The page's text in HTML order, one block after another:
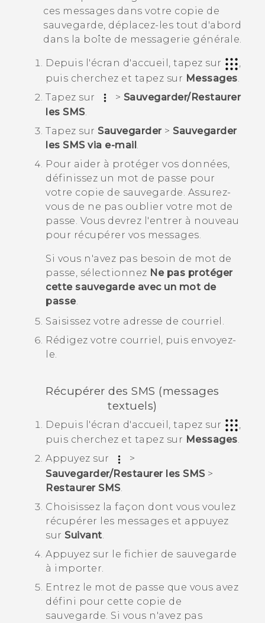
ces messages dans votre copie de
sauvegarde, déplacez-les tout d'abord
dans la boîte de messagerie générale.
Depuis l'écran d'accueil , tapez sur
,
puis cherchez et tapez sur Messages
Tapez sur
> Sauvegarder/Restaurer
les SMS.
Tapez sur Sauvegarder> Sauvegarder
les SMS via e-mail
Pour aider à protéger vos données,
définissez un mot de passe pour
votre copie de sauvegarde. Assurez-
vous de ne pas oublier votre mot de
passe. Vous devrez l'entrer à nouveau
pour récupérer vos messages.
Si vous n'avez pas besoin de mot de
passe, sélectionnez Ne pas protéger
cette sauvegarde avec un mot de
passe.
Saisissez votre adresse de courriel.
Rédigez votre courriel, puis envoyez-
le.
Récupérer des SMS (messages
textuels)
Depuis l'écran d'accueil , tapez sur
,
puis cherchez et tapez sur Messages.
Appuyez sur
>
Sauvegarder/Restaurer les SMS>
Restaurer SMS.
Choisissez la façon dont vous voulez
récupérer les messages et appuyez
sur Suivant
Appuyez sur le fichier de sauvegarde
à importer.
Entrez le mot de passe que vous avez
défini pour cette copie de
sauvegarde. Si vous n'avez pas